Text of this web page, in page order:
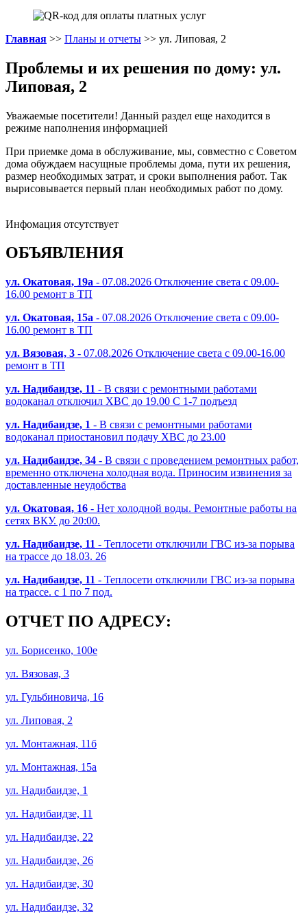
Главная >> Планы и отчеты >> ул. Липовая, 2
Проблемы и их решения по дому: ул.
Липовая, 2
Уважаемые посетители! Данный раздел еще находится в
режиме наполнения информацией
При приемке дома в обслуживание, мы, совместно с Советом
дома обуждаем насущные проблемы дома, пути их решения,
размер необходимых затрат, и сроки выполнения работ. Так
вырисовывается первый план необходимых работ по дому.
Инфомация отсутствует
ОБЪЯВЛЕНИЯ
ул. Окатовая, 19а - 07.08.2026 Отключение света с 09.00-
16.00 ремонт в ТП
ул. Окатовая, 15а - 07.08.2026 Отключение света с 09.00-
16.00 ремонт в ТП
ул. Вязовая, 3 - 07.08.2026 Отключение света с 09.00-16.00
ремонт в ТП
ул. Надибаидзе, 11 - В связи с ремонтными работами
водоканал отключил ХВС до 19.00 С 1-7 подъезд
ул. Надибаидзе, 1 - В связи с ремонтными работами
водоканал приостановил подачу ХВС до 23.00
ул. Надибаидзе, 34 - В связи с проведением ремонтных работ,
временно отключена холодная вода. Приносим извинения за
доставленные неудобства
ул. Окатовая, 16 - Нет холодной воды. Ремонтные работы на
сетях ВКУ. до 20:00.
ул. Надибаидзе, 11 - Теплосети отключили ГВС из-за порыва
на трассе до 18.03. 26
ул. Надибаидзе, 11 - Теплосети отключили ГВС из-за порыва
на трассе. с 1 по 7 под.
ОТЧЕТ ПО АДРЕСУ:
ул. Борисенко, 100е
ул. Вязовая, 3
ул. Гульбиновича, 16
ул. Липовая, 2
ул. Монтажная, 11б
ул. Монтажная, 15а
ул. Надибаидзе, 1
ул. Надибаидзе, 11
ул. Надибаидзе, 22
ул. Надибаидзе, 26
ул. Надибаидзе, 30
ул. Надибаидзе, 32